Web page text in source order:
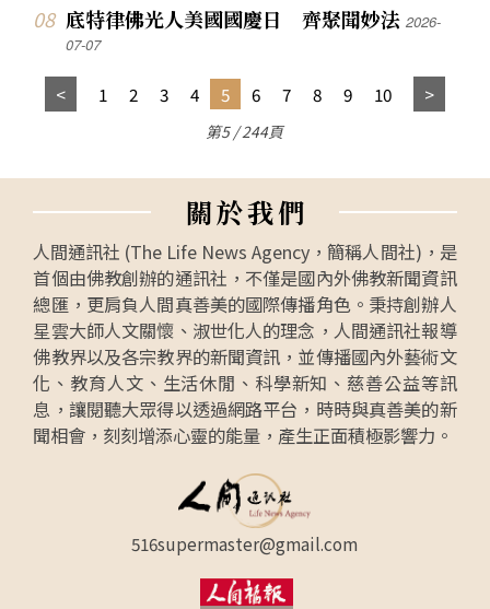
底特律佛光人美國國慶日 齊聚聞妙法2026-
07-07
1 2 3 4 5 6 7 8 9 10
第5 / 244頁
關於我們
人間通訊社 (The Life News Agency，簡稱人間社)，是
首個由佛教創辦的通訊社，不僅是國內外佛教新聞資訊
總匯，更肩負人間真善美的國際傳播角色。秉持創辦人
星雲大師人文關懷、淑世化人的理念，人間通訊社報導
佛教界以及各宗教界的新聞資訊，並傳播國內外藝術文
化、教育人文、生活休閒、科學新知、慈善公益等訊
息，讓閱聽大眾得以透過網路平台，時時與真善美的新
聞相會，刻刻增添心靈的能量，產生正面積極影響力。
516supermaster@gmail.com